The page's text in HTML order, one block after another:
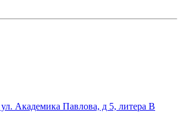
ул. Академика Павлова, д 5, литера В